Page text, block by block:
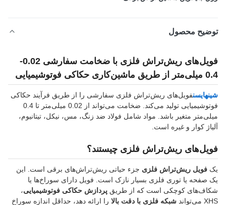
محصول
فویل‌های ریش‌تراش فلزی با ضخامت سفارشی 0.02-
فویل‌های ریش‌تراش فلزی سفارشی را از طریق فرآیند حکاکی
فوتوشیمیایی تولید می‌کند. ضخامت می‌تواند از 0.02 میلی‌متر تا 0.4
متغیر باشد. مواد شامل فولاد ضد زنگ، مس، نیکل، تیتانیوم،
کوار و غیره است.
ریش‌تراش فلزی چیستند؟
فویل ریش‌تراش فلزی جزء حیاتی ریش‌تراش‌های برقی است. این
یا توری فلزی بسیار نازک است. فویل دارای سوراخ‌ها یا
کوچکی است که از طریقپردازش حکاکی فوتوشیمیایی،
شبکه فلزی با دقت بالارا ارائه دهد، حداقل اندازه سوراخ